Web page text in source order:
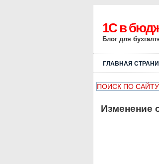
1C в
Блог для
ГЛАВНАЯ
Изменение